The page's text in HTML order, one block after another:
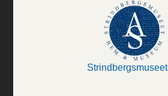
Strindbergsmuseet